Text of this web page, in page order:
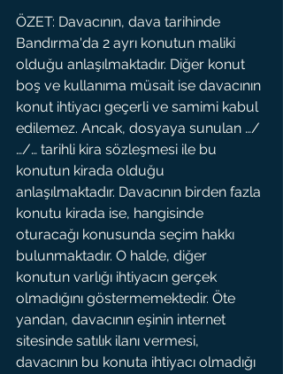
ÖZET: Davacının, dava tarihinde
Bandırma'da 2 ayrı konutun maliki
olduğu anlaşılmaktadır. Diğer konut
boş ve kullanıma müsait ise davacının
konut ihtiyacı geçerli ve samimi kabul
edilemez. Ancak, dosyaya sunulan …/
…/… tarihli kira sözleşmesi ile bu
konutun kirada olduğu
anlaşılmaktadır. Davacının birden fazla
konutu kirada ise, hangisinde
oturacağı konusunda seçim hakkı
bulunmaktadır. O halde, diğer
konutun varlığı ihtiyacın gerçek
olmadığını göstermemektedir. Öte
yandan, davacının eşinin internet
sitesinde satılık ilanı vermesi,
davacının bu konuta ihtiyacı olmadığı